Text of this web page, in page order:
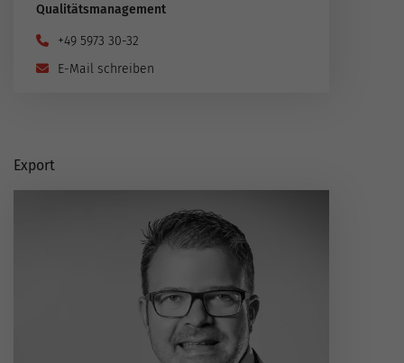
Qualitätsmanagement
+49 5973 30-32
E-Mail schreiben
Export